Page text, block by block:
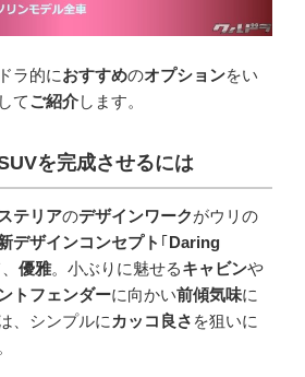
ラ的におすすめのオプションをい
てご紹介します。
を完成させるには
テリアのデザインワークがウリの
デザインコンセプト ｢Daring
優雅。小ぶりに魅せるキャビンや
トフェンダーに向かい前傾気味に
、シンプルに カッコ良さ を狙いに